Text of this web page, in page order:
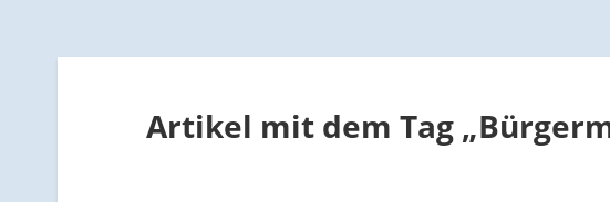
Artikel mit dem Tag